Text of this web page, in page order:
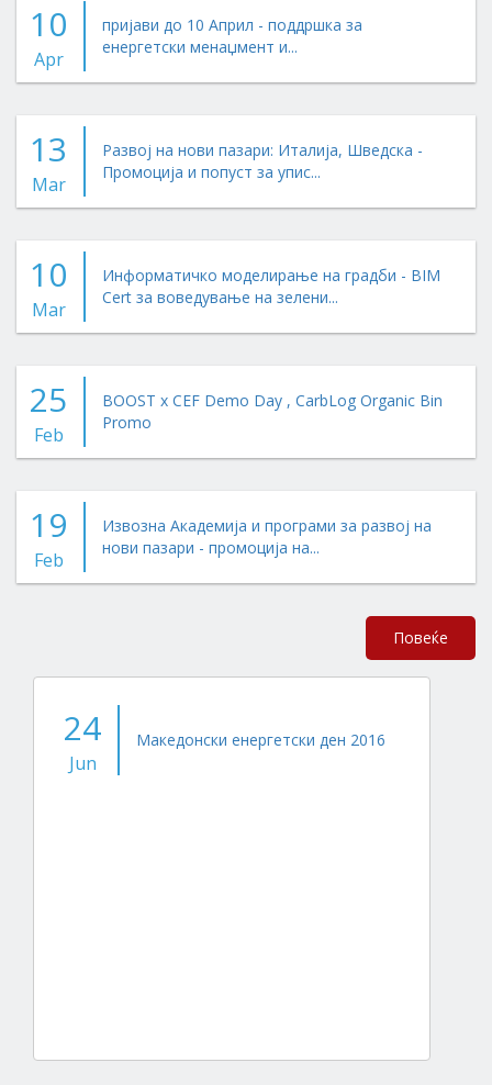
10
Apr
пријави до 10 Април - поддршка за
енергетски менаџмент и...
13
Mar
Развој на нови пазари: Италија, Шведска -
Промоција и попуст за упис...
10
Mar
Информатичко моделирање на градби - BIM
Cert за воведување на зелени...
25
Feb
BOOST x CEF Demo Day , CarbLog Organic Bin
Promo
19
Feb
Извозна Академија и програми за развој на
нови пазари - промоција на...
Повеќе
24
Jun
Македонски енергетски ден 2016